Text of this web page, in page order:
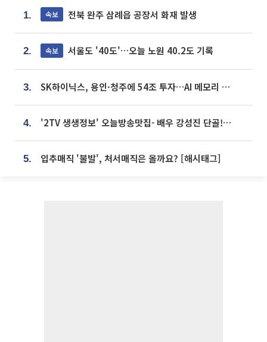
1. 속보 전북 완주 삼례읍 공장서 화재 발생
2. 속보 서울도 '40도'…오늘 노원 40.2도 기록
3. SK하이닉스, 용인·청주에 54조 투자…AI 메모리 생산기지 키운다
4. '2TV 생생정보' 오늘방송맛집- 배우 강성진 단골! 쌀국수ㆍ푸팟퐁 커리 맛집 '블○○○'
5. 입추매직 '불발', 처서매직은 올까요? [해시태그]